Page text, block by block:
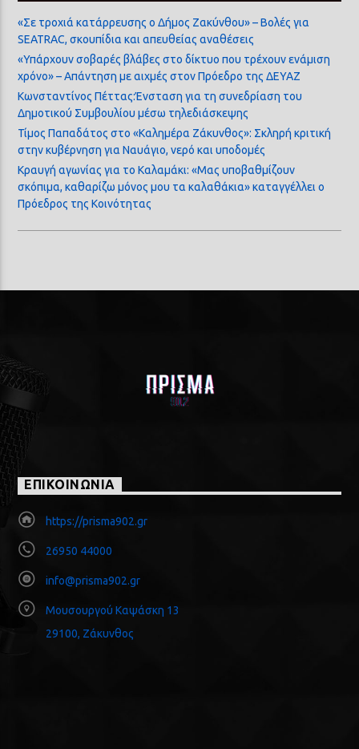
«Σε τροχιά κατάρρευσης ο Δήμος Ζακύνθου» – Βολές για
SEATRAC, σκουπίδια και απευθείας αναθέσεις
«Υπάρχουν σοβαρές βλάβες στο δίκτυο που τρέχουν ενάμιση
χρόνο» – Απάντηση με αιχμές στον Πρόεδρο της ΔΕΥΑΖ
Κωνσταντίνος Πέττας:Ένσταση για τη συνεδρίαση του
Δημοτικού Συμβουλίου μέσω τηλεδιάσκεψης
Τίμος Παπαδάτος στο «Καλημέρα Ζάκυνθος»: Σκληρή κριτική
στην κυβέρνηση για Ναυάγιο, νερό και υποδομές
Κραυγή αγωνίας για το Καλαμάκι: «Μας υποβαθμίζουν
σκόπιμα, καθαρίζω μόνος μου τα καλαθάκια» καταγγέλλει ο
Πρόεδρος της Κοινότητας
ΕΠΙΚΟΙΝΩΝΙΑ
https://prisma902.gr
26950 44000
info@prisma902.gr
Μουσουργού Καψάσκη 13
29100, Ζάκυνθος